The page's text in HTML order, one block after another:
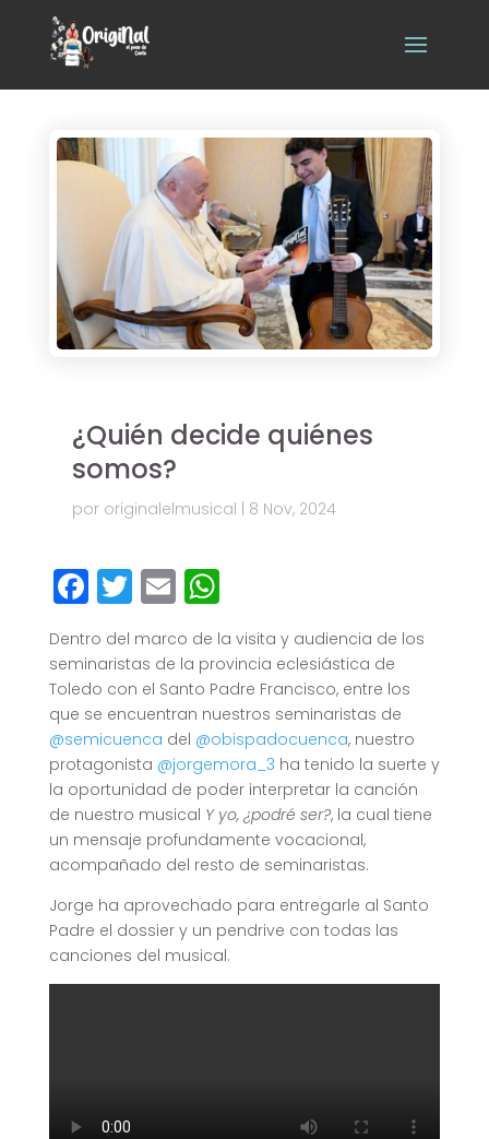
¿Quién decide quiénes
somos?
por originalelmusical | 8 Nov, 2024
Facebook
Twitter
EmailWhatsApp
Dentro del marco de la visita y audiencia de los
seminaristas de la provincia eclesiástica de
Toledo con el Santo Padre Francisco, entre los
que se encuentran nuestros seminaristas de
@semicuenca del @obispadocuenca, nuestro
protagonista @jorgemora_3 ha tenido la suerte y
la oportunidad de poder interpretar la canción
de nuestro musical Y yo, ¿podré ser?, la cual tiene
un mensaje profundamente vocacional,
acompañado del resto de seminaristas.
Jorge ha aprovechado para entregarle al Santo
Padre el dossier y un pendrive con todas las
canciones del musical.